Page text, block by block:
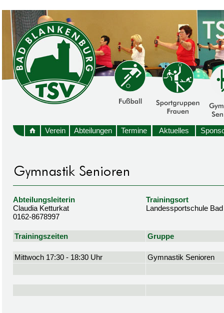
Verein Abteilungen Termine Aktuelles
Abteilungsleiterin
Claudia Ketturkat
0162-8678997
Trainingsort
Landessportschule
Trainingszeiten Gruppe
Mittwoch 17:30 - 18:30 Uhr Gymnastik Senioren